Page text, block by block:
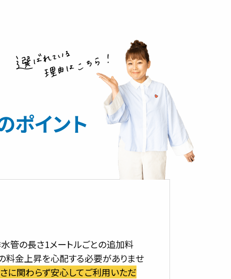
ポイント
管の長さ1メートルごとの追加料
料金上昇を心配する必要がありませ
に関わらず安心してご利用いただ